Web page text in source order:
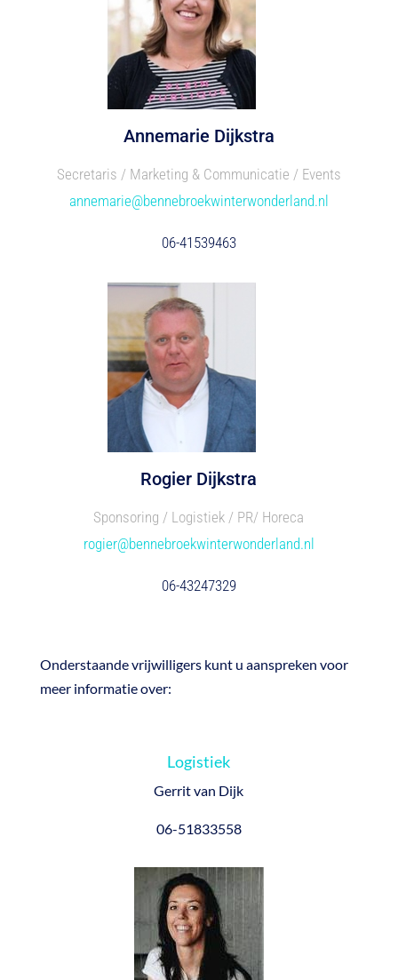
Annemarie Dijkstra
Secretaris / Marketing & Communicatie / Events
annemarie@bennebroekwinterwonderland.nl
06-41539463
Rogier Dijkstra
Sponsoring / Logistiek / PR/ Horeca
rogier@bennebroekwinterwonderland.nl
06-43247329
Onderstaande vrijwilligers kunt u aanspreken voor
meer informatie over:
Logistiek
Gerrit van Dijk
06-51833558